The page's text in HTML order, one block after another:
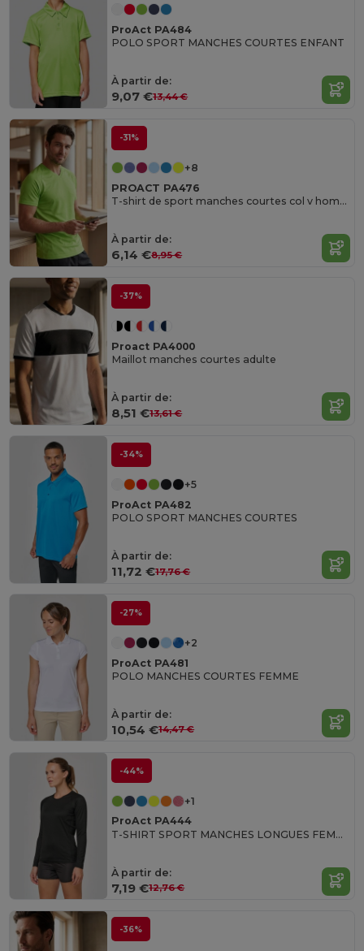
ProAct PA484
POLO SPORT MANCHES COURTES ENFANT
À partir de:
9,07 €13,44 €
-31%
+8
PROACT PA476
T-shirt de sport manches courtes col v homme
À partir de:
6,14 €8,95 €
-37%
Proact PA4000
Maillot manches courtes adulte
À partir de:
8,51 €13,61 €
-34%
+5
ProAct PA482
POLO SPORT MANCHES COURTES
À partir de:
11,72 €17,76 €
-27%
+2
ProAct PA481
POLO MANCHES COURTES FEMME
À partir de:
10,54 €14,47 €
-44%
+1
ProAct PA444
T-SHIRT SPORT MANCHES LONGUES FEMME
À partir de:
7,19 €12,76 €
-36%